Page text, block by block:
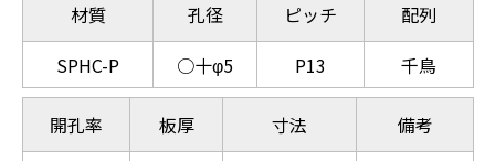
材質
SPHC-P
孔径
○十φ5
ピッチ
P13
配列
千鳥
開孔率
板厚
寸法
備考